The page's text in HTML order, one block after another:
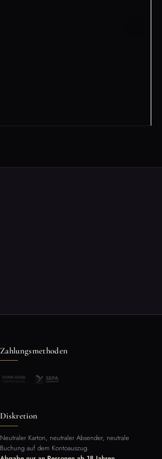
Zahlungsmethoden
Diskretion
Neutraler Karton, neutraler Absender, neutrale
Buchung auf dem Kontoauszug.